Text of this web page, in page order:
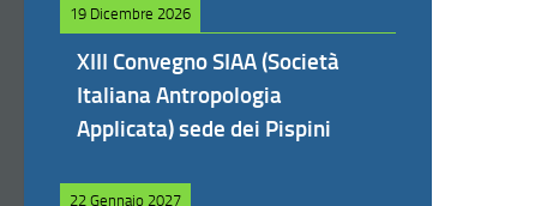
19 Dicembre 2026
XIII Convegno SIAA (Società
Italiana Antropologia
Applicata) sede dei Pispini
22 Gennaio 2027